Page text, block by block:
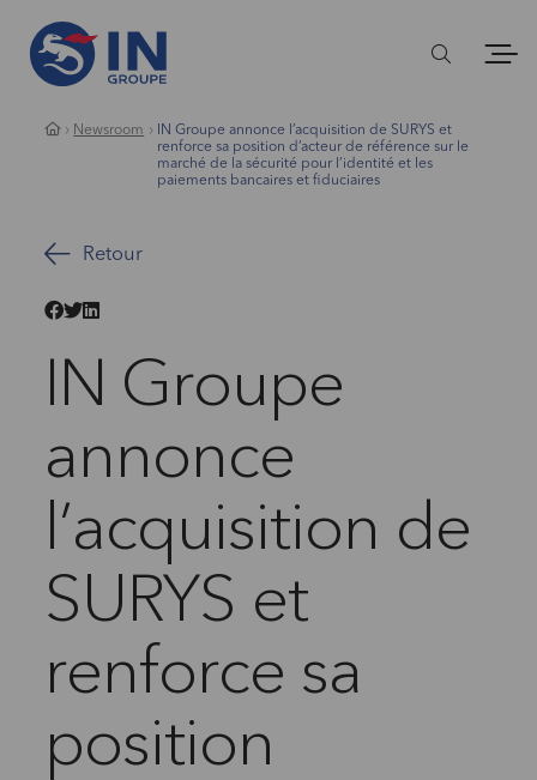
Newsroom
IN Groupe annonce l’acquisition de SURYS et
renforce sa position d’acteur de référence sur le
marché de la sécurité pour l’identité et les
paiements bancaires et fiduciaires
Retour
IN Groupe
annonce
l’acquisition de
SURYS et
renforce sa
position